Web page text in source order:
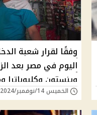
وفقًا لقرار شعبة
اليوم في مصر بعد
وينستون وكليوباترا
التحديث الأخير
الخميس 14/نوفمبر/2024 - 01:35 ص